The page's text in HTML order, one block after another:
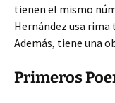
tienen el mismo
Hernández usa
Además, tiene una
Primeros